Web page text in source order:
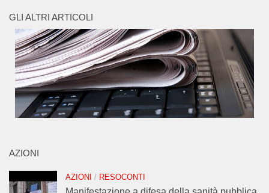
GLI ALTRI ARTICOLI
AZIONI
AZIONI / RESOCONTI